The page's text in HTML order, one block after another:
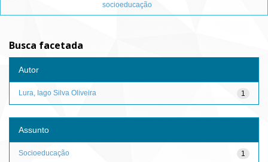
socioeducação
Busca facetada
Autor
1
Lura, Iago Silva Oliveira
Assunto
1
Socioeducação